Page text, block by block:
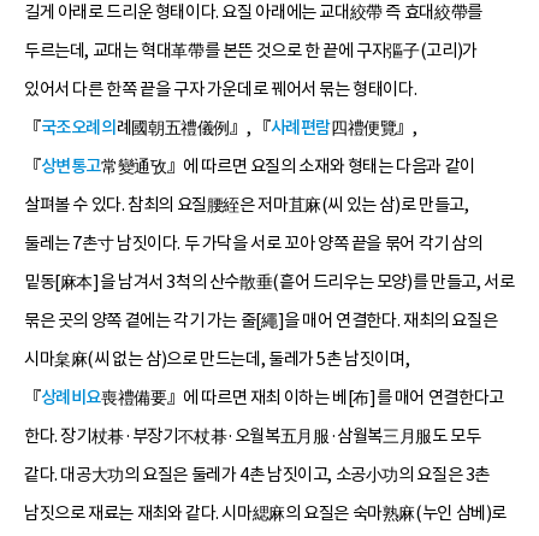
길게 아래로 드리운 형태이다. 요질 아래에는 교대絞帶 즉 효대絞帶를
두르는데, 교대는 혁대革帶를 본뜬 것으로 한 끝에 구자彄子(고리)가
있어서 다른 한쪽 끝을 구자 가운데로 꿰어서 묶는 형태이다.
『국조오례의 례國朝五禮儀例』, 『사례편람四禮便覽』,
『상변통고常變通攷』에 따르면 요질의 소재와 형태는 다음과 같이
살펴볼 수 있다. 참최의 요질腰絰은 저마苴麻(씨 있는 삼)로 만들고,
둘레는 7촌寸 남짓이다. 두 가닥을 서로 꼬아 양쪽 끝을 묶어 각기 삼의
밑동[麻本]을 남겨서 3척의 산수散垂(흩어 드리우는 모양)를 만들고, 서로
묶은 곳의 양쪽 곁에는 각기 가는 줄[繩]을 매어 연결한다. 재최의 요질은
시마枲麻(씨 없는 삼)으로 만드는데, 둘레가 5촌 남짓이며,
『상례비요喪禮備要』에 따르면 재최 이하는 베[布]를 매어 연결한다고
한다. 장기杖朞·부장기不杖朞·오월복五月服·삼월복三月服도 모두
같다. 대공大功의 요질은 둘레가 4촌 남짓이고, 소공小功의 요질은 3촌
남짓으로 재료는 재최와 같다. 시마緦麻의 요질은 숙마熟麻(누인 삼베)로